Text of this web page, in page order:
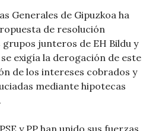
Generales de Gipuzkoa ha
de resolución
junteros de EH Bildu y
exigía la derogación de este
de los intereses cobrados y
mediante hipotecas